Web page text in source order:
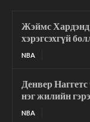
Жэймс Хардэнд
хэрэгсэхгүй
NBA
Денвер
нэг жилийн
NBA